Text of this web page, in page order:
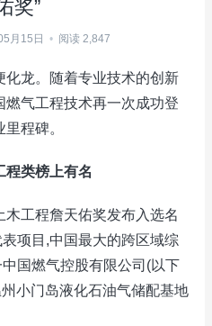
奖”
月15日 • 阅读 2,847
化龙。随着专业技术的创新
气工程技术再一次成功登
程碑。
程类榜上有名
工程詹天佑奖发布入选名
项目,中国最大的跨区域综
国燃气控股有限公司(以下
小门岛液化石油气储配基地